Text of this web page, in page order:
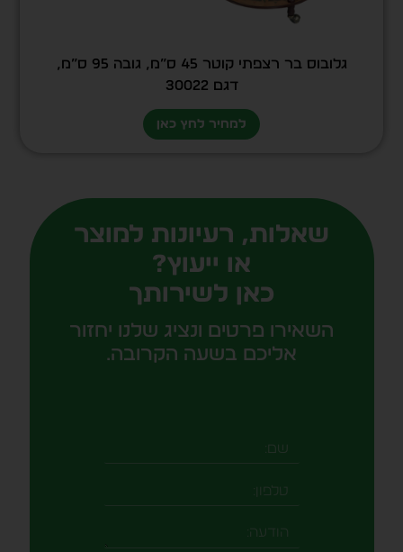
גלובוס בר רצפתי קוטר 45 ס”מ, גובה 95 ס”מ,
דגם 30022
למחיר לחץ כאן
שאלות, רעיונות למוצר
או ייעוץ?
כאן לשירותך
השאירו פרטים ונציג שלנו יחזור
אליכם בשעה הקרובה.
שם
טלפון
הודעה